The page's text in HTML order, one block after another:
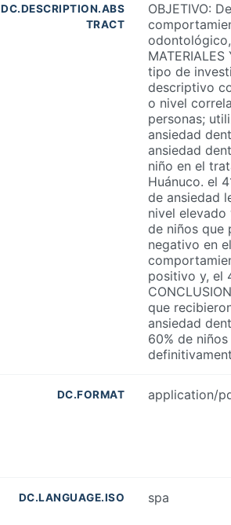
DC.DESCRIPTION.ABS
TRACT
OBJETIVO:
tipo de
descriptivo
o nivel
personas;
ansiedad
ansiedad
niño en el
Huánuco. el
de ansiedad
nivel elevado
de niños que
negativo en
positivo y, el
que
ansiedad
60% de
DC.FORMAT application/
DC.LANGUAGE.ISO spa